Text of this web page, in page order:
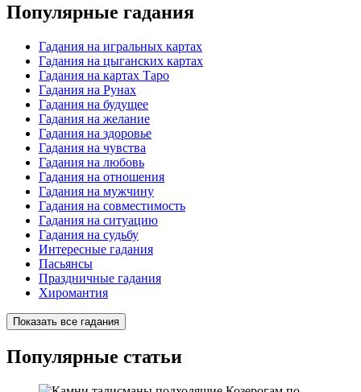
Популярные гадания
Гадания на игральных картах
Гадания на цыганских картах
Гадания на картах Таро
Гадания на Рунах
Гадания на будущее
Гадания на желание
Гадания на здоровье
Гадания на чувства
Гадания на любовь
Гадания на отношения
Гадания на мужчину
Гадания на совместимость
Гадания на ситуацию
Гадания на судьбу
Интересные гадания
Пасьянсы
Праздничные гадания
Хиромантия
Показать все гадания
Популярные статьи